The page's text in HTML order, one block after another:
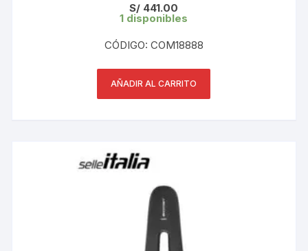
S/ 441.00
1 disponibles
CÓDIGO: COM18888
AÑADIR AL CARRITO